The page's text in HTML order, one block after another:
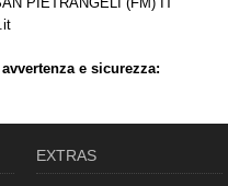
e sicurezza:
EXTRAS